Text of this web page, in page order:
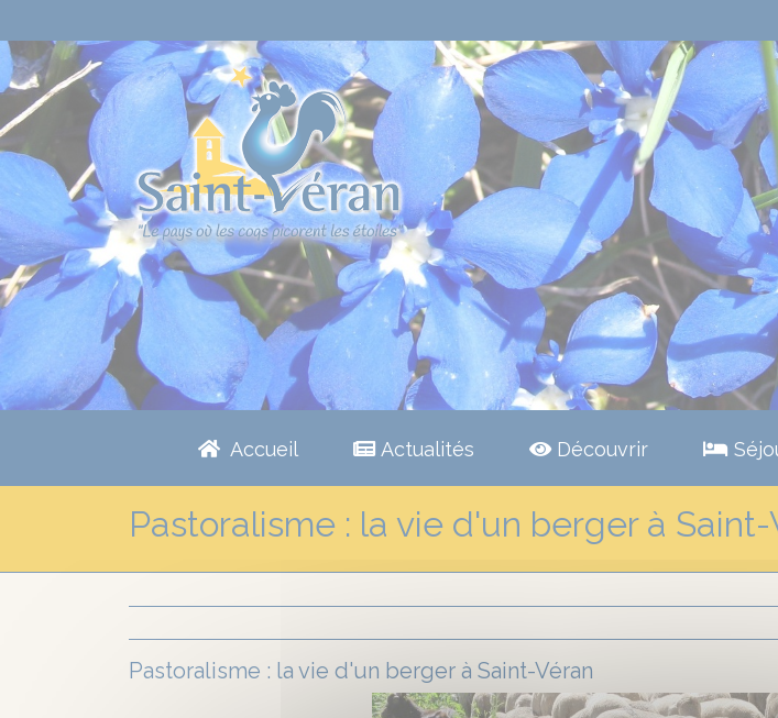
Accueil Actualités Découvrir
Pastoralisme : la vie d'un berger à Saint-
Pastoralisme : la vie d'un berger à Saint-Véran